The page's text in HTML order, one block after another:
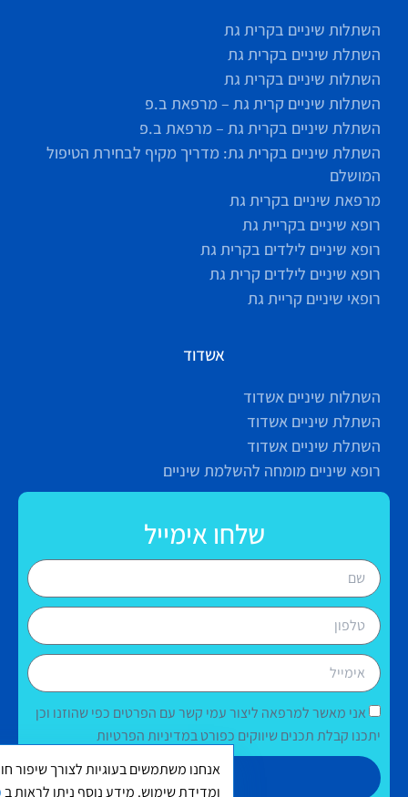
השתלות שיניים בקרית גת
השתלת שיניים בקרית גת
השתלות שיניים בקרית גת
השתלות שיניים קרית גת – מרפאת ב.פ
השתלת שיניים בקרית גת – מרפאת ב.פ
השתלת שיניים בקרית גת: מדריך מקיף לבחירת הטיפול
המושלם
מרפאת שיניים בקרית גת
רופא שיניים בקריית גת
רופא שיניים לילדים בקרית גת
רופא שיניים לילדים קרית גת
רופאי שיניים קריית גת
אשדוד
השתלות שיניים אשדוד
השתלת שיניים אשדוד
השתלת שיניים אשדוד
רופא שיניים מומחה להשלמת שיניים
שלחו אימייל
אני מאשר למרפאה ליצור עמי קשר עם הפרטים כפי שהוזנו וכן
יתכנו קבלת תכנים שיווקים כפורט במדיניות הפרטיות
שליחה
אנחנו משתמשים בעוגיות לצורך שיפור
ומדידת שימוש. מידע נוסף ניתן לראות ב